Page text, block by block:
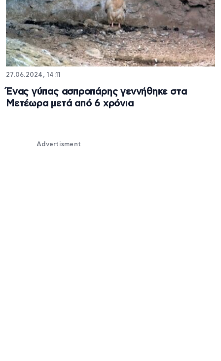
27.06.2024, 14:11
Ένας γύπας ασπροπάρης γεννήθηκε στα
Μετέωρα μετά από 6 χρόνια
Advertisment